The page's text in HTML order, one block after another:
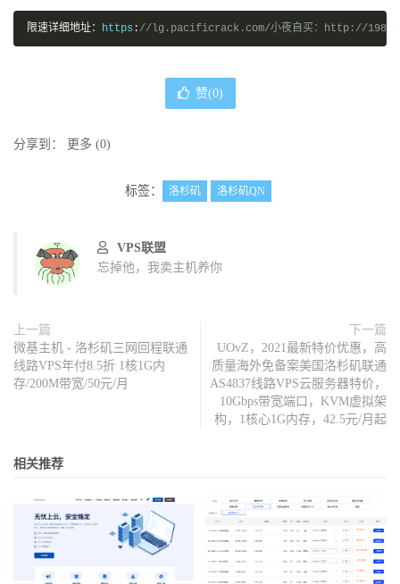
限速详细地址： https : //lg.pacificrack.com/小夜自买：http://
赞(0)
分享到： 更多 (0)
标签： 洛杉矶 洛杉矶QN
VPS联盟
忘掉他，我卖主机养你
上一篇
微基主机 - 洛杉矶三网回程联通
线路VPS年付8.5折 1核1G内
存/200M带宽/50元/月
下一篇
UOvZ，2021最新特价优惠，高
质量海外免备案美国洛杉矶联通
AS4837线路VPS云服务器特价，
10Gbps带宽端口，KVM虚拟架
构，1核心1G内存，42.5元/月起
相关推荐